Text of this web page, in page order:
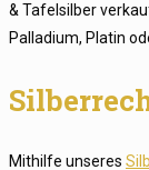
& Tafelsilber
Palladium, Platin
Mithilfe unseres